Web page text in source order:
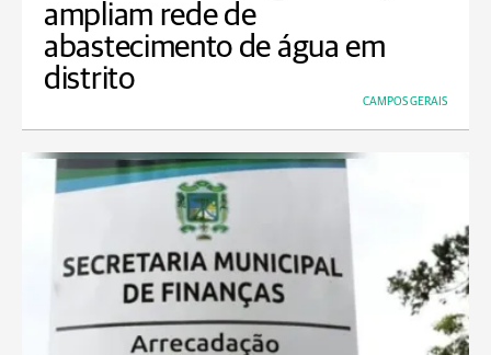
ampliam rede de
abastecimento de água em
distrito
CAMPOS GERAIS